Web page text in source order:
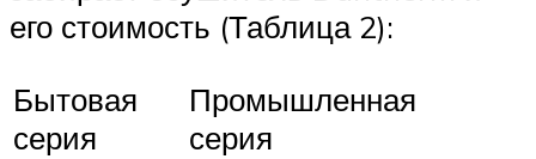
его стоимость (Таблица 2):
Бытовая
серия
Промышленная
серия